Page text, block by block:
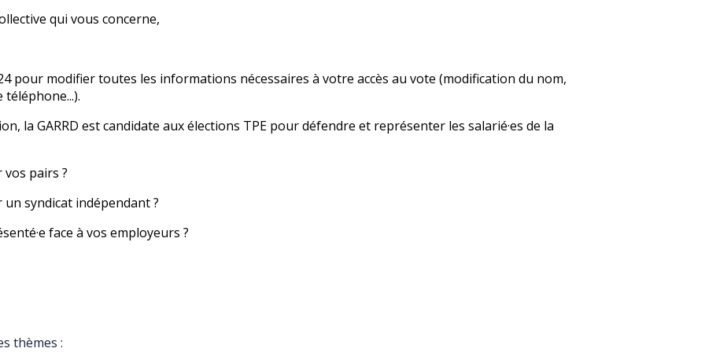
qui vous concerne,
pour modifier toutes les informations nécessaires à votre accès au vote (modification du nom,
la GARRD est candidate aux élections TPE pour défendre et représenter les salarié·es de la
pairs ?
syndicat indépendant ?
face à vos employeurs ?
thèmes :